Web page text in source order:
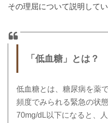
その理屈について説明してい
「低血糖 」とは？
低血糖とは、糖尿病を薬
頻度でみられる緊急の状
70mg/dL以下になると、